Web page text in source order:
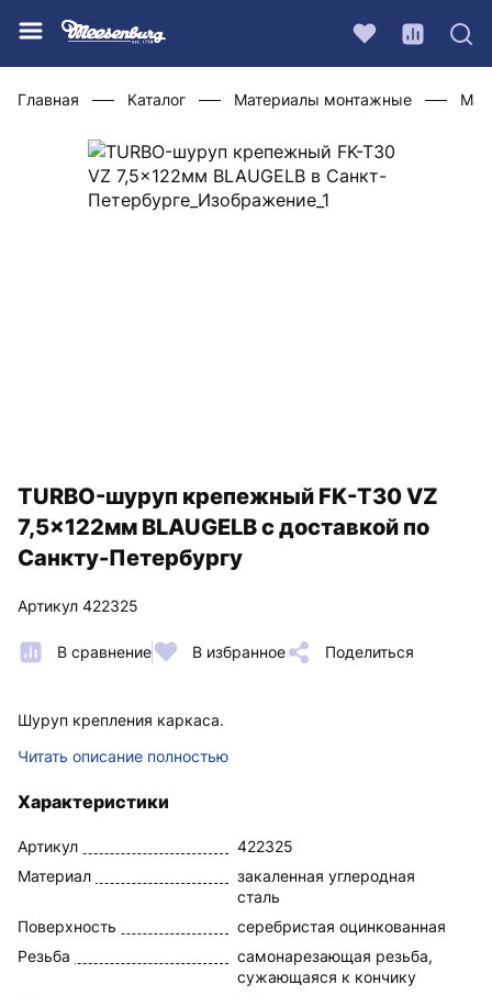
Главная Каталог Материалы монтажные
TURBO-шуруп крепежный FK-T30 VZ
7,5x122мм BLAUGELB с доставкой по
Санкту-Петербургу
Артикул 422325
В сравнение В избранное Поделиться
Шуруп крепления каркаса.
Читать описание полностью
Характеристики
Артикул
422325
Материал
закаленная углеродная
сталь
Поверхность
серебристая оцинкованная
Резьба
самонарезающая резьба,
сужающаяся к кончику